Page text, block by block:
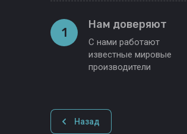
1
Нам доверяют
С нами работают
известные мировые
производители
Назад